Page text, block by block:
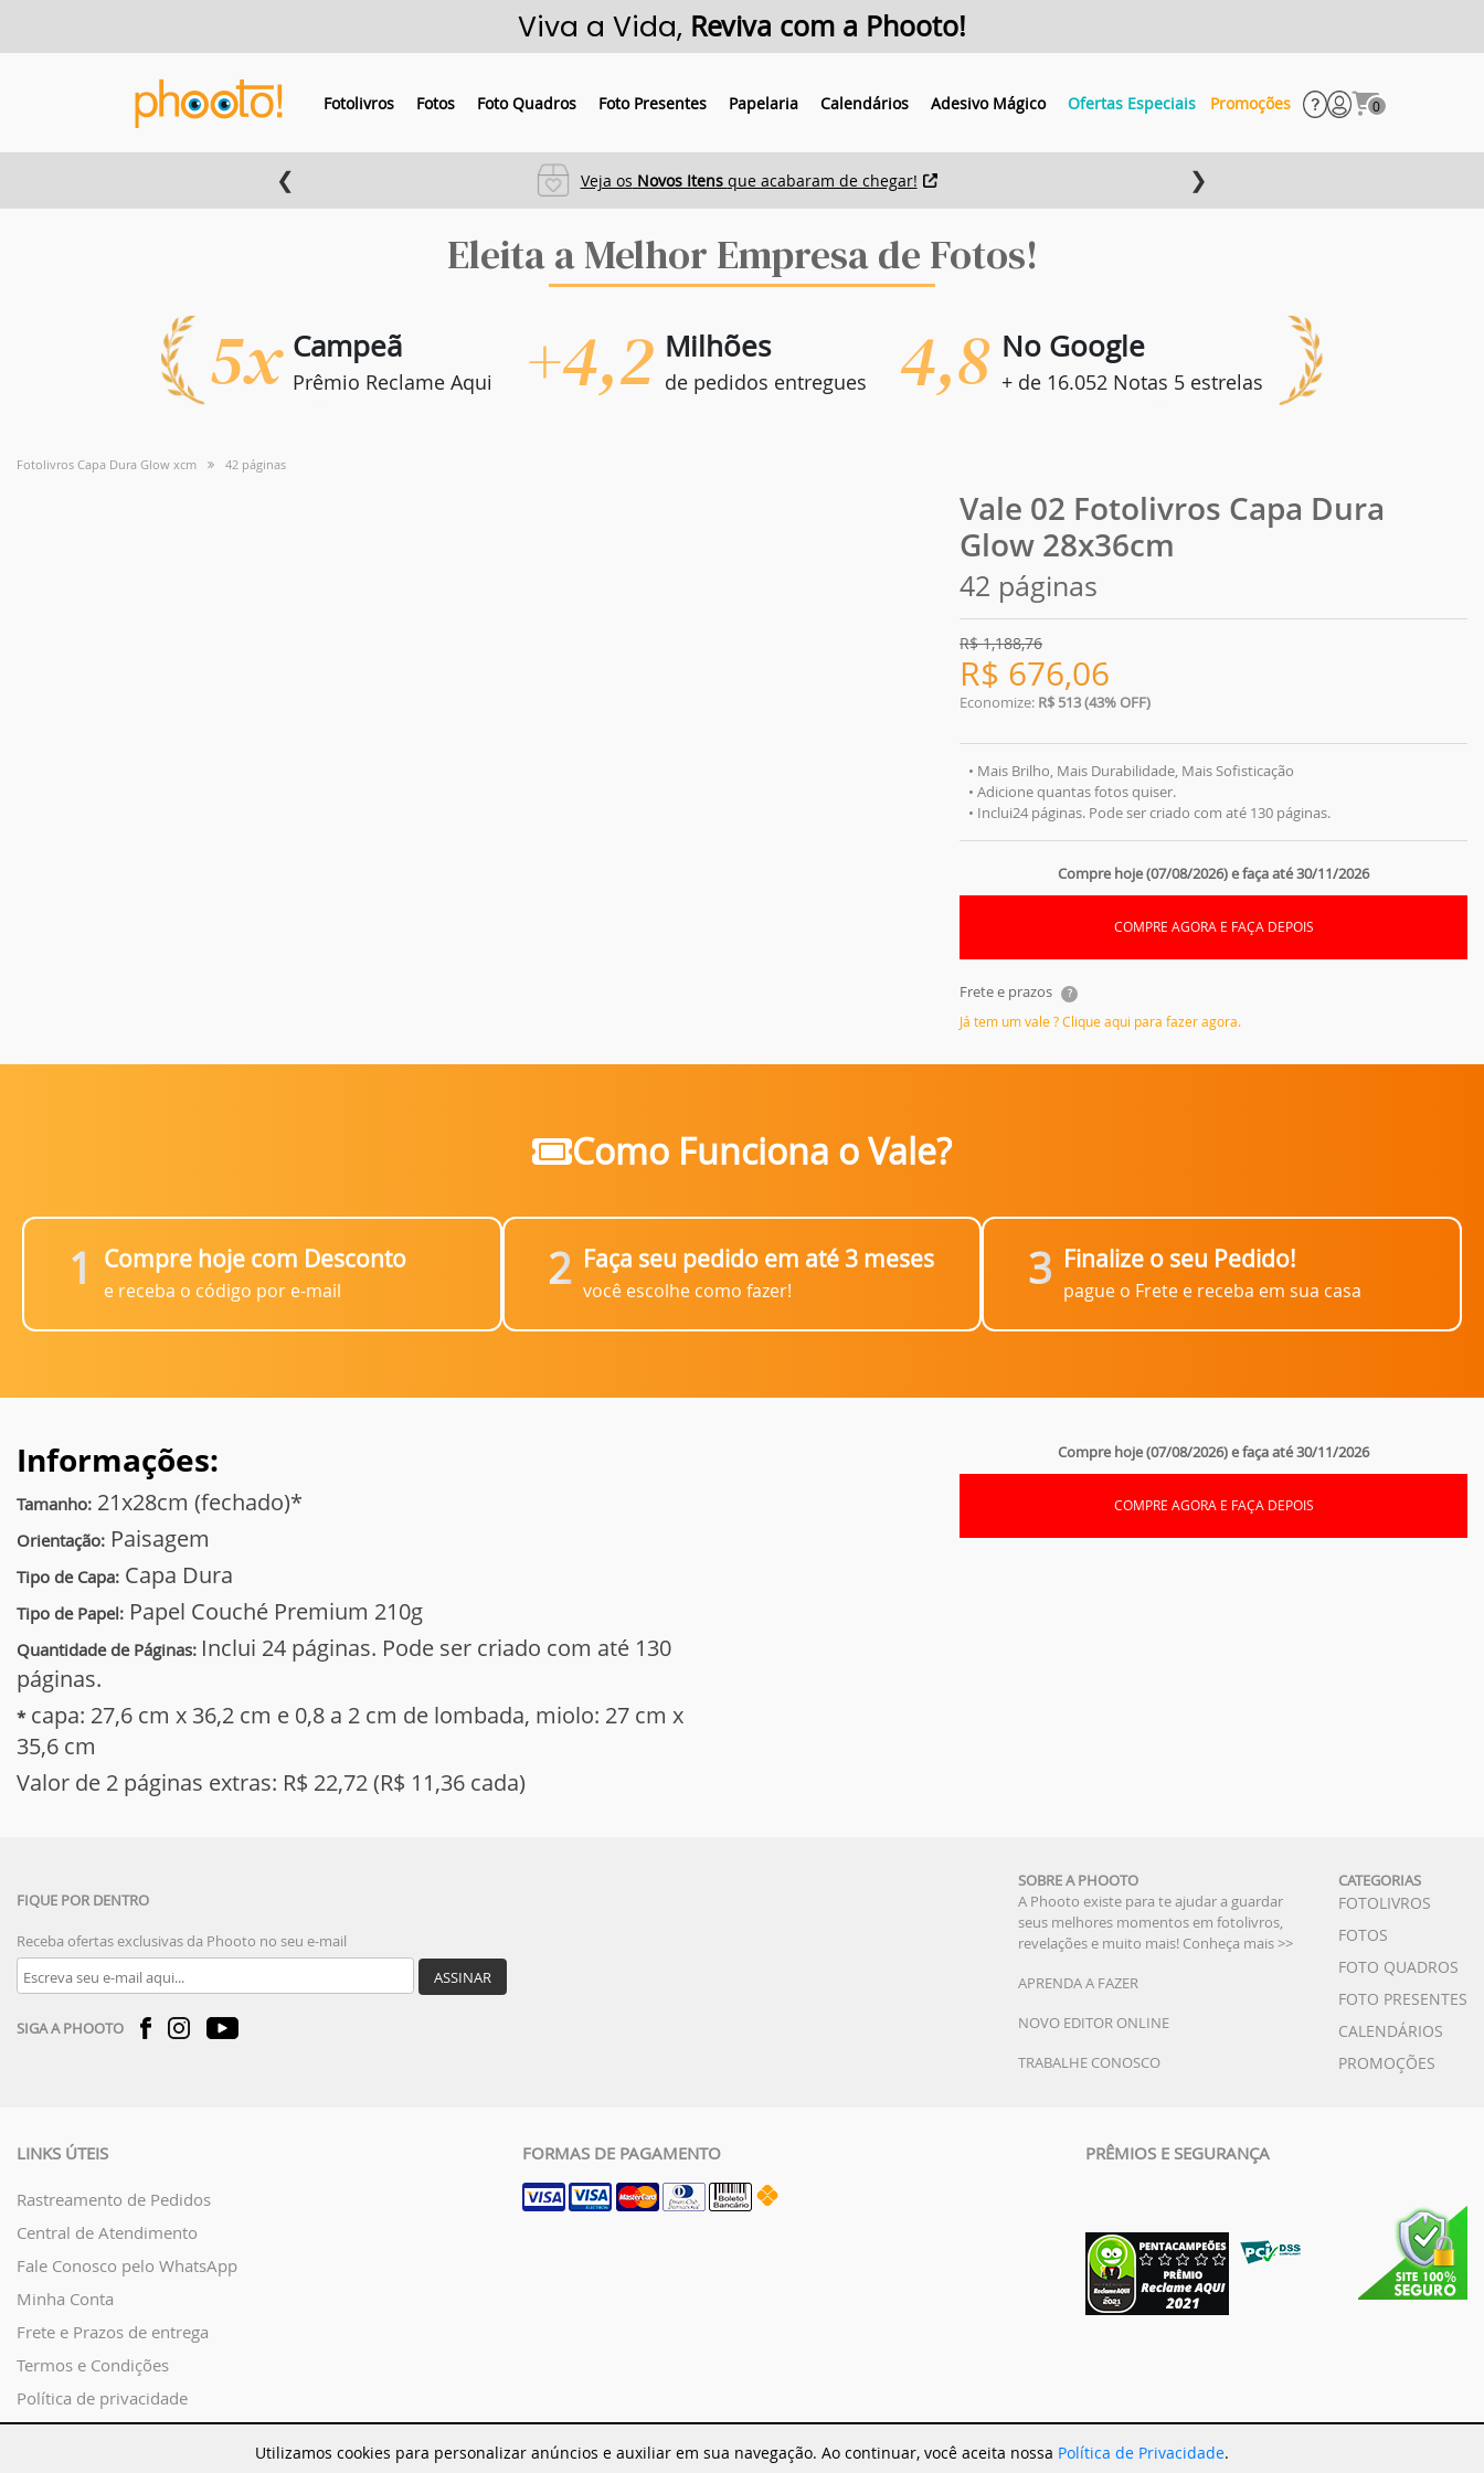
Viva a Vida, Reviva com a Phooto!
Fotolivros Fotos Foto Quadros Foto Presentes Papelaria Calendários Adesivo Mágico Ofertas Especiais Promoções 0
❮ Veja os Novos Itens que acabaram de chegar! ❯
Eleita a Melhor Empresa de Fotos!
5x Campeã
Prêmio Reclame Aqui +4,2 Milhões
de pedidos entregues 4,8 No Google
+ de 16.052 Notas 5 estrelas
Fotolivros Capa Dura Glow xcm 42 páginas
Vale 02 Fotolivros Capa Dura
Glow 28x36cm
42 páginas
R$1,188,76
R$ 676,06
Economize: R$ 513 (43% OFF)
• Mais Brilho, Mais Durabilidade, Mais Sofisticação
• Adicione quantas fotos quiser.
• Inclui24 páginas. Pode ser criado com até 130 páginas.
Compre hoje (07/08/2026) e faça até 30/11/2026
COMPRE AGORA E FAÇA DEPOIS
Frete e prazos ?
Já tem um vale ? Clique aqui para fazer agora.
Como Funciona o Vale?
1 Compre hoje com Desconto
e receba o código por e-mail 2 Faça seu pedido em até 3 meses
você escolhe como fazer! 3 Finalize o seu Pedido!
pague o Frete e receba em sua casa
Informações:
Tamanho: 21x28cm (fechado)*
Orientação: Paisagem
Tipo de Capa: Capa Dura
Tipo de Papel: Papel Couché Premium 210g
Quantidade de Páginas: Inclui 24 páginas. Pode ser criado com até 130
páginas.
*capa: 27,6 cm x 36,2 cm e 0,8 a 2 cm de lombada, miolo: 27 cm x
35,6 cm
Valor de 2 páginas extras: R$ 22,72 (R$ 11,36 cada)
Compre hoje (07/08/2026) e faça até 30/11/2026
COMPRE AGORA E FAÇA DEPOIS
FIQUE POR DENTRO
Receba ofertas exclusivas da Phooto no seu e-mail
ASSINAR
Obrigado por se cadastrar na
?
SIGA A PHOOTO
SOBRE A PHOOTO
A Phooto existe para te ajudar a guardar
seus melhores momentos em fotolivros,
revelações e muito mais! Conheça mais >>
APRENDA A FAZER
NOVO EDITOR ONLINE
TRABALHE CONOSCO
CATEGORIAS
FOTOLIVROS
FOTOS
FOTO QUADROS
FOTO PRESENTES
CALENDÁRIOS
PROMOÇÕES
LINKS ÚTEIS
Rastreamento de Pedidos
Central de Atendimento
Fale Conosco pelo WhatsApp
Minha Conta
Frete e Prazos de entrega
Termos e Condições
Política de privacidade
Regras Promocionais
FORMAS DE PAGAMENTO PRÊMIOS E SEGURANÇA
Utilizamos cookies para personalizar anúncios e auxiliar em sua navegação. Ao continuar, você aceita nossa Política de Privacidade.